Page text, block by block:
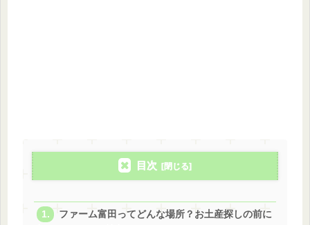
目次
ファーム富田ってどんな場所？お土産探しの前に